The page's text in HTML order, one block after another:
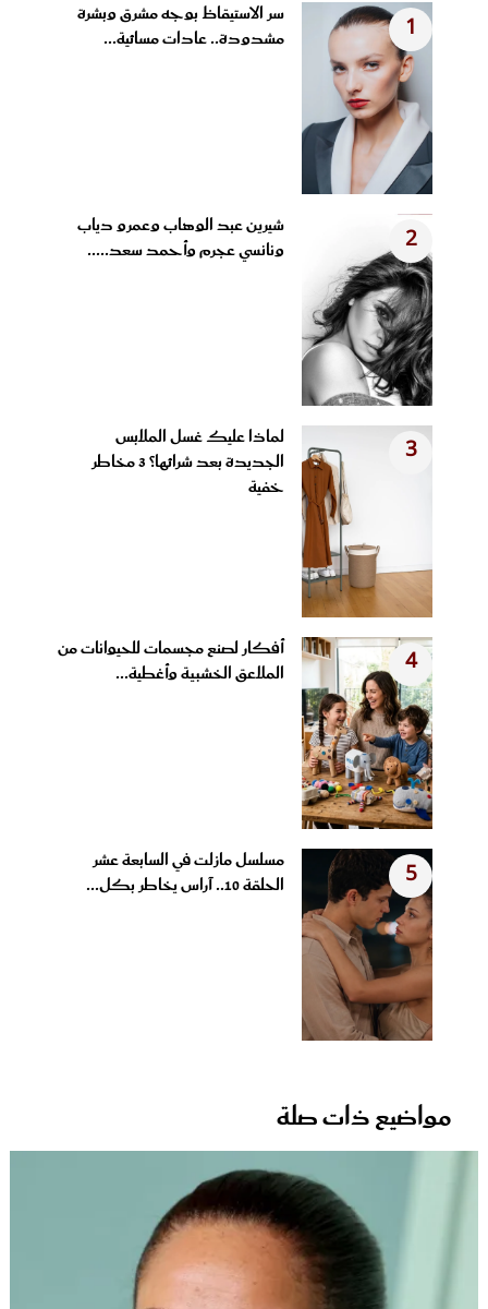
1
سر الاستيقاظ بوجه مشرق وبشرة
مشدودة.. عادات مسائية...
2
شيرين عبد الوهاب وعمرو دياب
ونانسي عجرم وأحمد سعد.....
3
لماذا عليك غسل الملابس
الجديدة بعد شرائها؟ 3 مخاطر
خفية
4
أفكار لصنع مجسمات للحيوانات من
الملاعق الخشبية وأغطية...
5
مسلسل مازلت في السابعة عشر
الحلقة 10.. آراس يخاطر بكل...
مواضيع ذات صلة